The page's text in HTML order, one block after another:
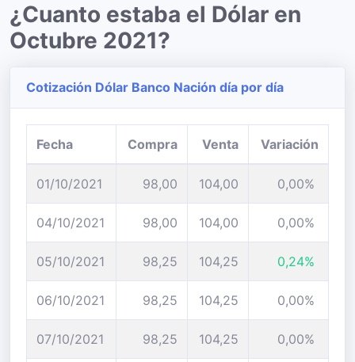
¿Cuanto estaba el Dólar en
Octubre 2021?
Cotización Dólar Banco Nación día por día
Fecha Compra Venta Variación
01/10/2021 98,00 104,00 0,00%
04/10/2021 98,00 104,00 0,00%
05/10/2021 98,25 104,25 0,24%
06/10/2021 98,25 104,25 0,00%
07/10/2021 98,25 104,25 0,00%